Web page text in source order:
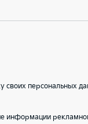
персональных